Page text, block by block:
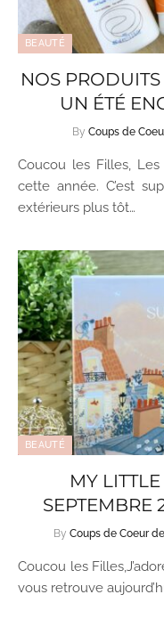
BEAUTÉ
NOS
UN ÉTÉ
By Coups de
Coucou les Filles,
cette année. C’est
extérieurs plus tôt…
BEAUTÉ
MY
SEPTEMBRE
By Coups de Coeur
Coucou les
vous retrouve